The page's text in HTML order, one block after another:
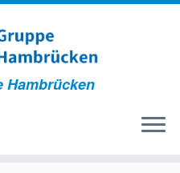
Hambrücken